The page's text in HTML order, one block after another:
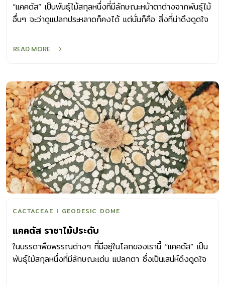
“แคคตัส” เป็นพันธุ์ไม้สกุลหนึ่งที่มีลักษณะหน้าตาต่างจากพันธุ์ไม้
อื่นๆ จะว่าดูแปลกประหลาดก็คงได้ แต่นั่นก็คือ สิ่งที่น่าดึงดูดใจ
แคคตัสเป็นไม้อวบน้ำที่มีรูปทรงตันหลากหลาย ทั้งแบบทรงกลม
ศูนย์กลางของลำต้นมีตั้งแต่เล็กไม่กี่เซนต์ ไปจนถึงใหญ่เป็น
เมตรๆ และอาจเป็นลำสูงใหญ่กว่า 20 เมตร หรือมีลักษณะเป็น
สายห้อยลง ผิวของลำต้นเป็นมันคล้ายเคลือบด้วยขี้ผึ้ง เพื่อช่วย
ลดการสูญเสียน้ำ ส่วนใหญ่มีสีเขียวเพื่อใช้สังเคราะห์แสง
ลักษณะต้นประกอบด้วย “ตุ่มหนาม” (areole) ซึ่งอาจเรียงต่อ
กันอยู่บนแนวซี่หรือสันสูงของต้นที่เรียกว่า สันต้น (rib) หรือ
เรียงอยู่บนเนินนูนที่เรียกว่า “เนินหนาม” (tubercles) ของต้น
ก็ได้ หนาม คือจุดเด่นของแคคตัส ซึ่งเกิดจากการเปลี่ยนใบให้
กลายเป็นหนาม เพื่อให้เหมาะกับสภาพอากาศที่ร้อนและแห้งแล้ง
ทำให้ต้นคายน้ำน้อยลง อยู่รอดและเจริญเติบโตต่อไปได้ หนาม
ของแคคตัสมีหลายแบบ หลายลักษณะ บางชนิดมีหนามแหลม
ขนนุ่ม สีสรรก็มีหลากหลาย เช่น ขาว เหลือง สีม แดง น้ำตาล
ไปจนถึงดำ ซึ่งอาจเปลี่ยนสีไปตามอายุ สภาพอากาศและการ
เลี้ยงดู หนามจะขึ้นเรียงอยู่บนตุ่มหนาม […]
READ MORE
CACTACEAE GEODESIC DOME
แคคตัส ราชาไม้ประดับ
ในบรรดาพืชพรรณต่างๆ ที่มีอยู่ในโลกของเรานี้ “แคคตัส” เป็น
พันธุ์ไม้สกุลหนึ่งที่มีลักษณะเด่น แปลกตา ซึ่งเป็นเสน่ห์ดึงดูดใจ